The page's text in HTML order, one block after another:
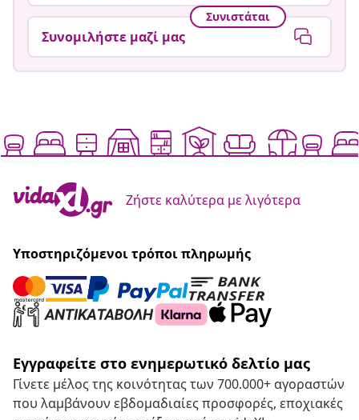
Συνιστάται
Συνομιλήστε μαζί μας
Ζήστε καλύτερα με λιγότερα
Υποστηριζόμενοι τρόποι πληρωμής
Εγγραφείτε στο ενημερωτικό δελτίο μας
Γίνετε μέλος της κοινότητας των 700.000+ αγοραστών
που λαμβάνουν εβδομαδιαίες προσφορές, εποχιακές